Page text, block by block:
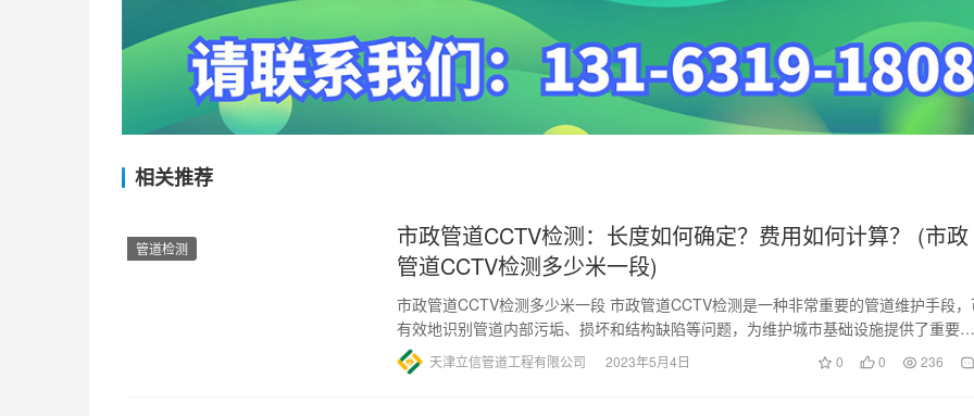
相关推荐
管道检测
市政管道CCTV检测：长度如何确定？费用如何计算？ (市政
管道CCTV检测多少米一段)
市政管道CCTV检测多少米一段 市政管道CCTV检测是一种非常重要的管道维护手段，
有效地识别管道内部污垢、损坏和结构缺陷等问题，为维护城市基础设施提供了重要帮
助。而在进行市政管道…
天津立信管道工程有限公司 2023年5月4日 0 0 236